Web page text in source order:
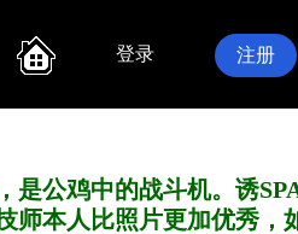
登录 注册
是公鸡中的战斗机。诱
师本人比照片更加优秀，